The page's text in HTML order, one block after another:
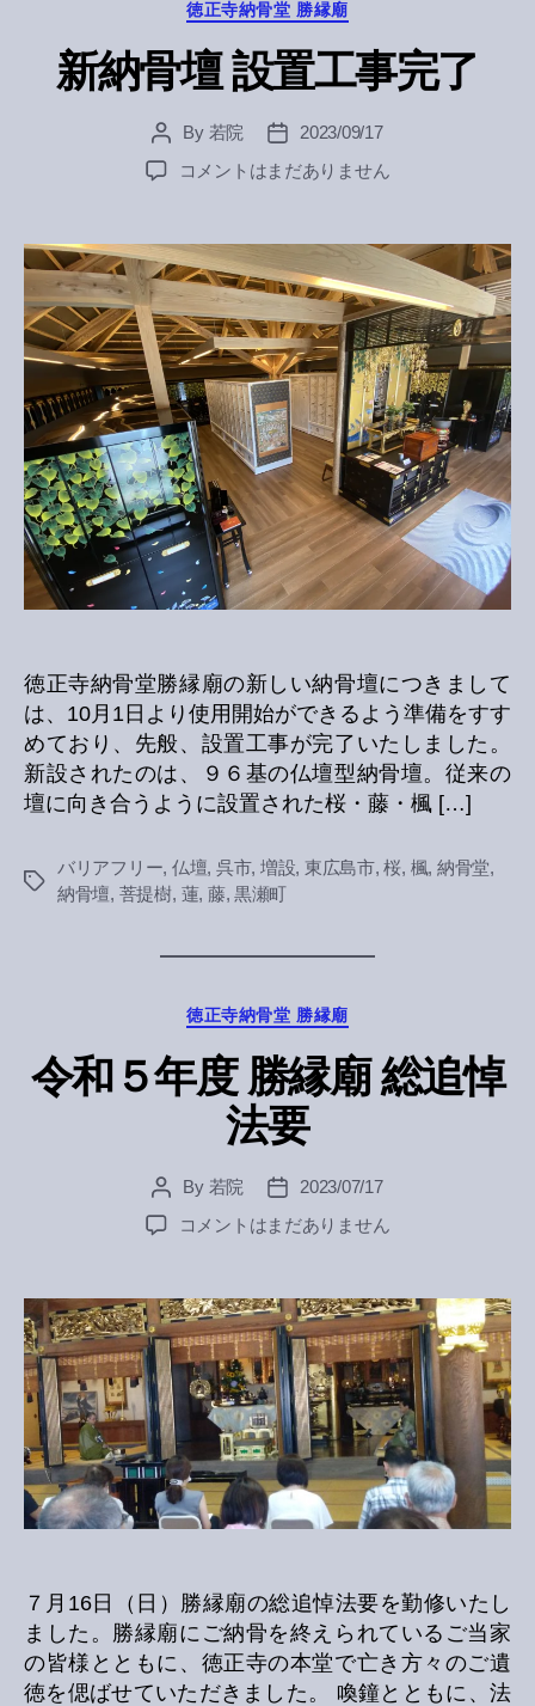
Categories
徳正寺納骨堂 勝縁廟
新納骨壇 設置工事完了
Post
author
By 若院
Post
date
2023/09/17
新
壇
設
置
工
事
完
了
へ
の
コメントはまだありません
徳正寺納骨堂勝縁廟の新しい納骨壇につきまして
は、10月1日より使用開始ができるよう準備をすす
めており、先般、設置工事が完了いたしました。
新設されたのは、９６基の仏壇型納骨壇。従来の
壇に向き合うように設置された桜・藤・楓 […]
Tags
バリアフリー, 仏壇, 呉市, 増設, 東広島市,桜, 楓, 納骨堂,
納骨壇, 菩提樹, 蓮, 藤, 黒瀬町
Categories
徳正寺納骨堂 勝縁廟
令和５年度 勝縁廟 総追悼
法要
Post
author
By 若院
Post
date
2023/07/17
令
年
度
勝
縁
追
悼
法
の
コメントはまだありません
７月16日（日）勝縁廟の総追悼法要を勤修いたし
ました。勝縁廟にご納骨を終えられているご当家
の皆様とともに、徳正寺の本堂で亡き方々のご遺
徳を偲ばせていただきました。 喚鐘とともに、法